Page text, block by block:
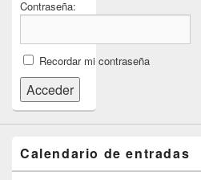
Contraseña:
Recordar mi contraseña
Acceder
Calendario de entradas